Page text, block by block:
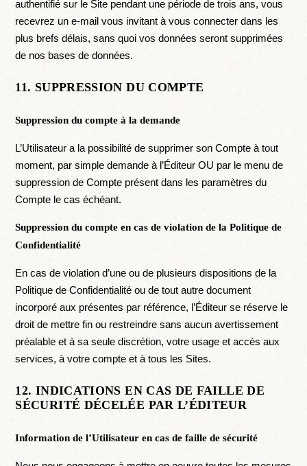
authentifié sur le Site pendant une période de trois ans, vous
recevrez un e-mail vous invitant à vous connecter dans les
plus brefs délais, sans quoi vos données seront supprimées
de nos bases de données.
11. SUPPRESSION DU COMPTE
Suppression du compte à la demande
L’Utilisateur a la possibilité de supprimer son Compte à tout
moment, par simple demande à l’Éditeur OU par le menu de
suppression de Compte présent dans les paramètres du
Compte le cas échéant.
Suppression du compte en cas de violation de la Politique de
Confidentialité
En cas de violation d’une ou de plusieurs dispositions de la
Politique de Confidentialité ou de tout autre document
incorporé aux présentes par référence, l’Éditeur se réserve le
droit de mettre fin ou restreindre sans aucun avertissement
préalable et à sa seule discrétion, votre usage et accès aux
services, à votre compte et à tous les Sites.
12. INDICATIONS EN CAS DE FAILLE DE
SÉCURITÉ DÉCELÉE PAR L’ÉDITEUR
Information de l’Utilisateur en cas de faille de sécurité